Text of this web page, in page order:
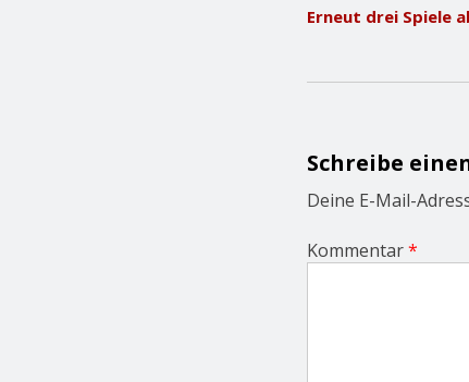
s
a
g
a
t
n
Erneut drei Spiele
Schreibe
Deine E-Mail-
Kommentar*